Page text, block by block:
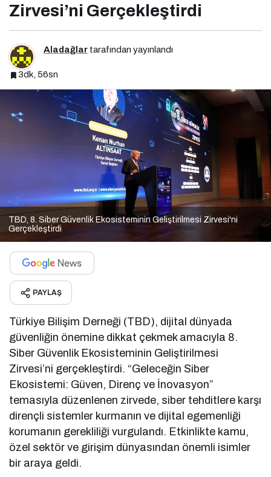
Zirvesi’ni Gerçekleştirdi
Aladağlar tarafından yayınlandı
3dk, 56sn
TBD, 8. Siber Güvenlik Ekosisteminin Geliştirilmesi Zirvesi'ni
Gerçekleştirdi
PAYLAŞ
Türkiye Bilişim Derneği (TBD), dijital dünyada
güvenliğin önemine dikkat çekmek amacıyla 8.
Siber Güvenlik Ekosisteminin Geliştirilmesi
Zirvesi’ni gerçekleştirdi. “Geleceğin Siber
Ekosistemi: Güven, Direnç ve İnovasyon”
temasıyla düzenlenen zirvede, siber tehditlere karşı
dirençli sistemler kurmanın ve dijital egemenliği
korumanın gerekliliği vurgulandı. Etkinlikte kamu,
özel sektör ve girişim dünyasından önemli isimler
bir araya geldi.